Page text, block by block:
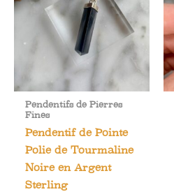
Pendentifs de Pierres
Fines
Pendentif de Pointe
Polie de Tourmaline
Noire en Argent
Sterling